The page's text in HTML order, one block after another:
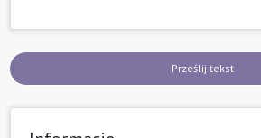
Prześlij tekst